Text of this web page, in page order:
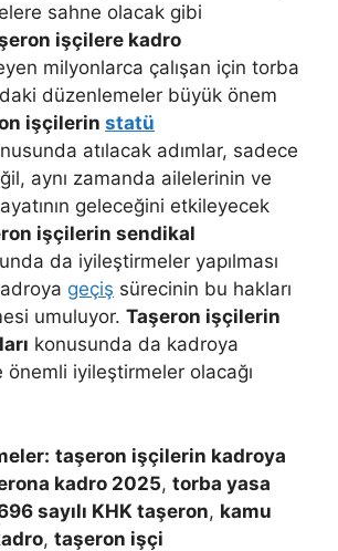
sahne olacak gibi
işçilere kadro
milyonlarca çalışan için torba
düzenlemeler büyük önem
işçilerin statü
atılacak adımlar, sadece
aynı zamanda ailelerinin ve
geleceğini etkileyecek
işçilerin sendikal
da iyileştirmeler yapılması
geçiş sürecinin bu hakları
umuluyor. Taşeron işçilerin
konusunda da kadroya
iyileştirmeler olacağı
taşeron işçilerin kadroya
kadro 2025, torba yasa
sayılı KHK taşeron, kamu
, taşeron işçi